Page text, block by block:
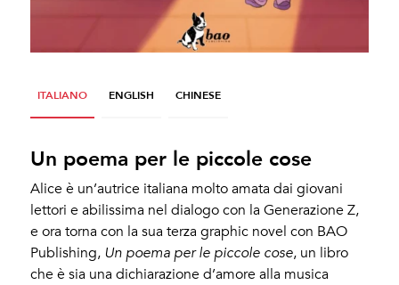
ITALIANO ENGLISH CHINESE
Un poema per le piccole cose
Alice è un’autrice italiana molto amata dai giovani
lettori e abilissima nel dialogo con la Generazione Z,
e ora torna con la sua terza graphic novel con BAO
Publishing, Un poema per le piccole cose, un libro
che è sia una dichiarazione d’amore alla musica